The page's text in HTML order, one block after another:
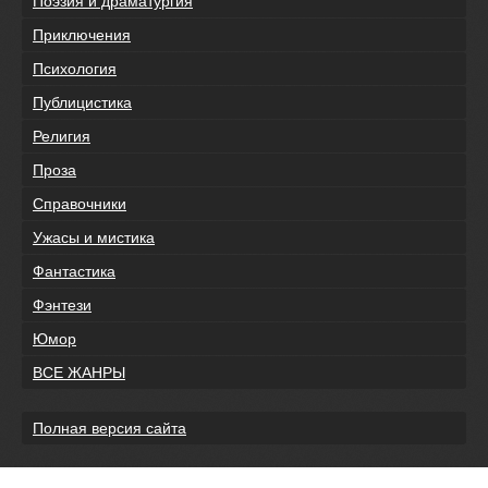
Приключения
Психология
Публицистика
Религия
Проза
Справочники
Ужасы и мистика
Фантастика
Фэнтези
Юмор
ВСЕ ЖАНРЫ
Полная версия сайта